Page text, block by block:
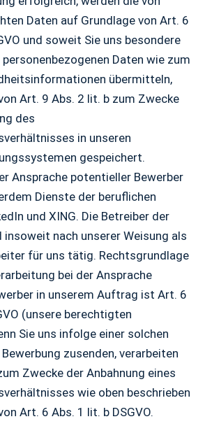
Daten auf Grundlage von Art. 6
und soweit Sie uns besondere
Daten wie zum
übermitteln,
Art. 9 Abs. 2 lit. b zum Zwecke
des
in unseren
gespeichert.
Ansprache potentieller Bewerber
Dienste der beruflichen
und XING. Die Betreiber der
insoweit nach unserer Weisung als
für uns tätig. Rechtsgrundlage
bei der Ansprache
in unserem Auftrag ist Art. 6
(unsere berechtigten
Sie uns infolge einer solchen
zusenden, verarbeiten
Zwecke der Anbahnung eines
wie oben beschrieben
Art. 6 Abs. 1 lit. b DSGVO.